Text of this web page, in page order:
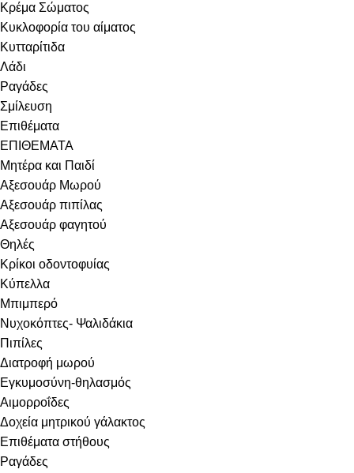
Κρέμα Σώματος
Κυκλοφορία του αίματος
Κυτταρίτιδα
Λάδι
Ραγάδες
Σμίλευση
Επιθέματα
ΕΠΙΘΕΜΑΤΑ
Μητέρα και Παιδί
Αξεσουάρ Μωρού
Αξεσουάρ πιπίλας
Αξεσουάρ φαγητού
Θηλές
Κρίκοι οδοντοφυίας
Κύπελλα
Μπιμπερό
Νυχοκόπτες- Ψαλιδάκια
Πιπίλες
Διατροφή μωρού
Εγκυμοσύνη-θηλασμός
Αιμορροΐδες
Δοχεία μητρικού γάλακτος
Επιθέματα στήθους
Ραγάδες